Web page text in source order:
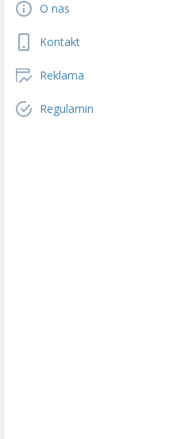
O nas
Kontakt
Reklama
Regulamin